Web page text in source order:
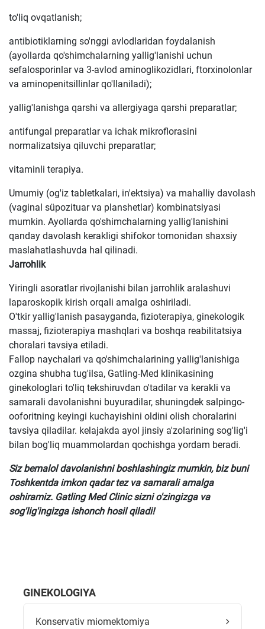
to'liq ovqatlanish;
antibiotiklarning so'nggi avlodlaridan foydalanish
(ayollarda qo'shimchalarning yallig'lanishi uchun
sefalosporinlar va 3-avlod aminoglikozidlari, ftorxinolonlar
va aminopenitsillinlar qo'llaniladi);
yallig'lanishga qarshi va allergiyaga qarshi preparatlar;
antifungal preparatlar va ichak mikroflorasini
normalizatsiya qiluvchi preparatlar;
vitaminli terapiya.
Umumiy (og'iz tabletkalari, in'ektsiya) va mahalliy davolash
(vaginal süpozituar va planshetlar) kombinatsiyasi
mumkin. Ayollarda qo'shimchalarning yallig'lanishini
qanday davolash kerakligi shifokor tomonidan shaxsiy
maslahatlashuvda hal qilinadi.
Jarrohlik
Yiringli asoratlar rivojlanishi bilan jarrohlik aralashuvi
laparoskopik kirish orqali amalga oshiriladi.
O'tkir yallig'lanish pasayganda, fizioterapiya, ginekologik
massaj, fizioterapiya mashqlari va boshqa reabilitatsiya
choralari tavsiya etiladi.
Fallop naychalari va qo'shimchalarining yallig'lanishiga
ozgina shubha tug'ilsa, Gatling-Med klinikasining
ginekologlari to'liq tekshiruvdan o'tadilar va kerakli va
samarali davolanishni buyuradilar, shuningdek salpingo-
ooforitning keyingi kuchayishini oldini olish choralarini
tavsiya qiladilar. kelajakda ayol jinsiy a'zolarining sog'lig'i
bilan bog'liq muammolardan qochishga yordam beradi.
Siz bemalol davolanishni boshlashingiz mumkin, biz buni
Toshkentda imkon qadar tez va samarali amalga
oshiramiz. Gatling Med Clinic sizni o'zingizga va
sog'lig'ingizga ishonch hosil qiladi!
GINEKOLOGIYA
Konservativ miomektomiya